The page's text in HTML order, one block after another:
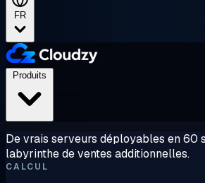
FR
De vrais serveurs déployables en 60
labyrinthe de ventes additionnelles.
CALCUL